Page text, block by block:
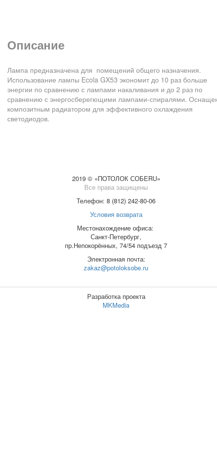
Описание
Лампа предназначена для помещений общего назначения.
Использование лампы Ecola GX53 экономит до 10 раз больше
энергии по сравнению с лампами накаливания и до 2 раз по
сравнению с энергосберегющими лампами-спиралями.
композитным радиатором для эффективного охлаждения
светодиодов.
2019 © «ПОТОЛОК СОБЕRU»
Все права защищены
Телефон: 8 (812) 242-80-06
Условия возврата
Местонахождение офиса:
Санкт-Петербург,
пр.Непокорённых, 74/54 подъезд 7
Электронная почта:
zakaz@potoloksobe.ru
Разработка проекта
MKMedia